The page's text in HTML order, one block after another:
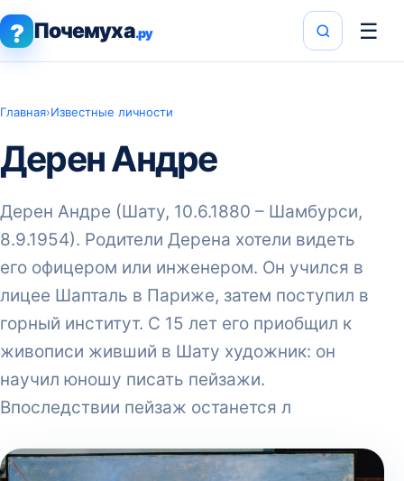
? Почемуха.ру ☰
Главная›Известные личности
Дерен Андре
Дерен Андре (Шату, 10.6.1880 – Шамбурси,
8.9.1954). Родители Дерена хотели видеть
его офицером или инженером. Он учился в
лицее Шапталь в Париже, затем поступил в
горный институт. С 15 лет его приобщил к
живописи живший в Шату художник: он
научил юношу писать пейзажи.
Впоследствии пейзаж останется л